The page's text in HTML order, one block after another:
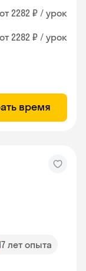
от 2282 ₽ / урок
от 2282 ₽ / урок
время
лет опыта